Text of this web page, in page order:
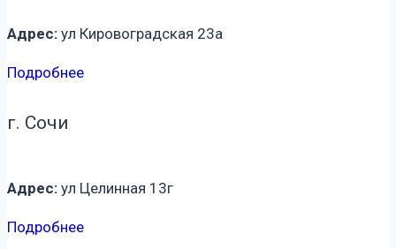
Адрес: ул Кировоградская 23а
Подробнее
г. Сочи
Адрес: ул Целинная 13г
Подробнее